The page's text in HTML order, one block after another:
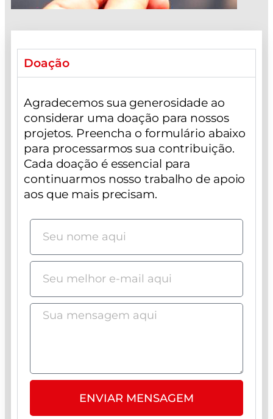
Doação
Agradecemos sua generosidade ao
considerar uma doação para nossos
projetos. Preencha o formulário abaixo
para processarmos sua contribuição.
Cada doação é essencial para
continuarmos nosso trabalho de apoio
aos que mais precisam.
ENVIAR MENSAGEM